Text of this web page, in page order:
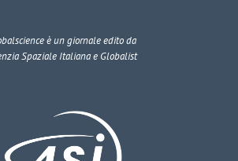
è un giornale edito da
Spaziale Italiana e Globalist